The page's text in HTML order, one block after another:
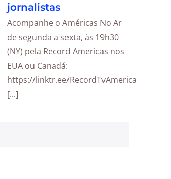
jornalistas
Acompanhe o Américas No Ar
de segunda a sexta, às 19h30
(NY) pela Record Americas nos
EUA ou Canadá:
https://linktr.ee/RecordTvAmericas
[...]